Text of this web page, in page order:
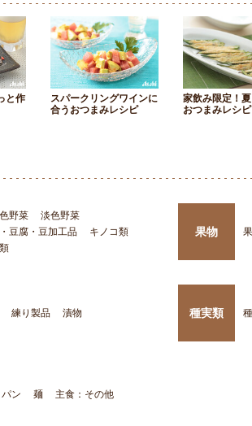
と作
スパークリングワインに
合うおつまみレシピ
家飲み限定！
おつまみレシピ
野菜
淡色野菜
豆腐・豆加工品
キノコ類
果物
練り製品 漬物 種実類
パン 麺 主食：その他